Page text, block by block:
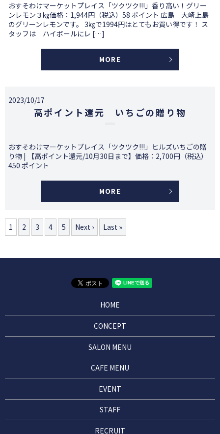
おすそわけマーケットプレイス「ツクツク!!!」香り高い！グリー
ンレモン３㎏価格：1,944円（税込）58 ポイント 広島 大崎上島
のグリーンレモンです。 3㎏で1994円はとてもお買い得です！ ス
タッフは ハイボールにレ […]
MORE
2023/10/17
高ポイント還元 いちごの贈り物
おすそわけマーケットプレイス「ツクツク!!!」ヒルズいちごの贈
り物 | 【高ポイント還元/10月30日まで】価格：2,700円（税込）
450 ポイント
MORE
1 2 3 4 5 Next › Last »
HOME
CONCEPT
SALON MENU
CAFE MENU
EVENT
STAFF
RECRUIT